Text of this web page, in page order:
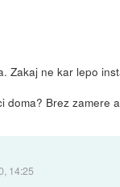
Zakaj ne kar lepo
doma? Brez zamere
14:25